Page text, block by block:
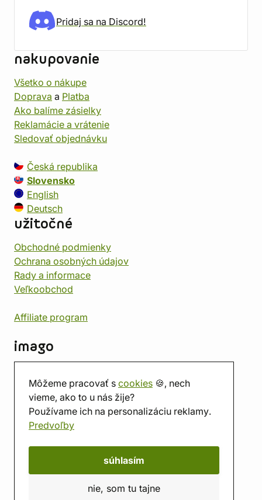
Môžeme pracovať s cookies 🍪, nech
vieme, ako to u nás žije?
Používame ich na personalizáciu reklamy.
Predvoľby
súhlasím
nie, som tu tajne
Pridaj sa na Discord!
nakupovanie
Všetko o nákupe
Doprava a Platba
Ako balíme zásielky
Reklamácie a vrátenie
Sledovať objednávku
Česká republika
Slovensko
English
Deutsch
užitočné
Obchodné podmienky
Ochrana osobných údajov
Rady a informace
Veľkoobchod
Affiliate program
imago
Predajňa
Herňa
O nás
Hodnotenie obchodu